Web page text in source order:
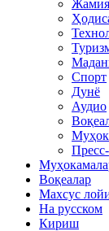
Спорт
Дунё
Аудио
Воқеалар
Махсус
На русском
Кириш